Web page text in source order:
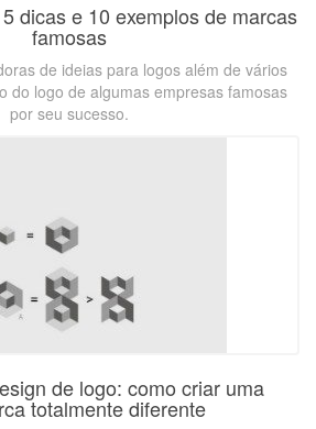
dicas e 10 exemplos de marcas
famosas
de ideias para logos além de vários
do logo de algumas empresas famosas
por seu sucesso.
de logo: como criar uma
totalmente diferente